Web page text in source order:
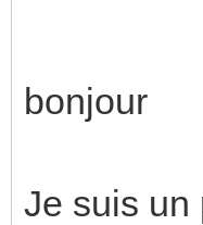
bonjour
Je suis un